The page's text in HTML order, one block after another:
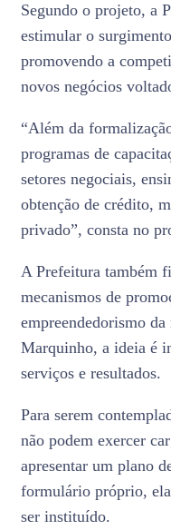
Segundo o projeto, a
estimular o
promovendo a
novos negócios
“Além da
programas de
setores negociais,
obtenção de crédito,
privado”, consta no
A Prefeitura também
mecanismos de
empreendedorismo
Marquinho, a ideia é
serviços e resultados.
Para serem
não podem exercer
apresentar um plano
formulário próprio,
ser instituído.